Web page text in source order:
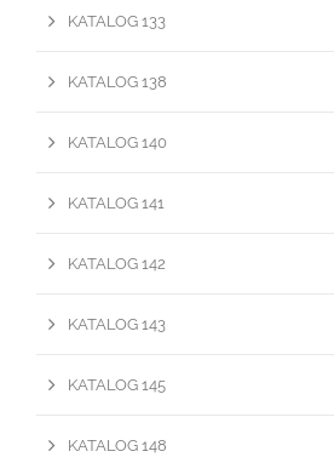
KATALOG 133
KATALOG 138
KATALOG 140
KATALOG 141
KATALOG 142
KATALOG 143
KATALOG 145
KATALOG 148